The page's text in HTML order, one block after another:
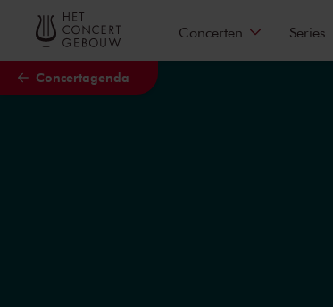
Naar hoofdcontent
Concertagenda
Concerten Series